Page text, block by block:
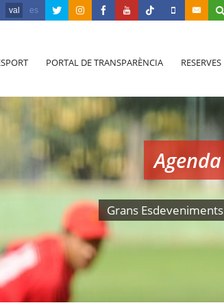
val es
PORTAL DE TRANSPARÈNCIA RESERVES
Agenda
Grans Esdeveniments